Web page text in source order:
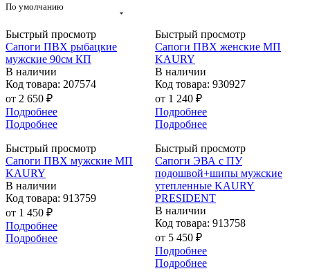
По умолчанию
Быстрый просмотр
Сапоги ПВХ рыбацкие
мужские 90см КП
В наличии
Код товара: 207574
от 2 650 ₽
Подробнее
Подробнее
Быстрый просмотр
Сапоги ПВХ женские МП
KAURY
В наличии
Код товара: 930927
от 1 240 ₽
Подробнее
Подробнее
Быстрый просмотр
Сапоги ПВХ мужские МП
KAURY
В наличии
Код товара: 913759
от 1 450 ₽
Подробнее
Подробнее
Быстрый просмотр
Сапоги ЭВА с ПУ
подошвой+шипы мужские
утепленные KAURY
PRESIDENT
В наличии
Код товара: 913758
от 5 450 ₽
Подробнее
Подробнее